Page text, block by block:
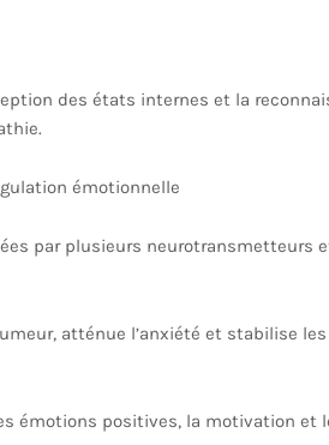
des états internes et la
émotionnelle
par plusieurs neurotransmetteurs
atténue l’anxiété et stabilise
émotions positives, la motivation et